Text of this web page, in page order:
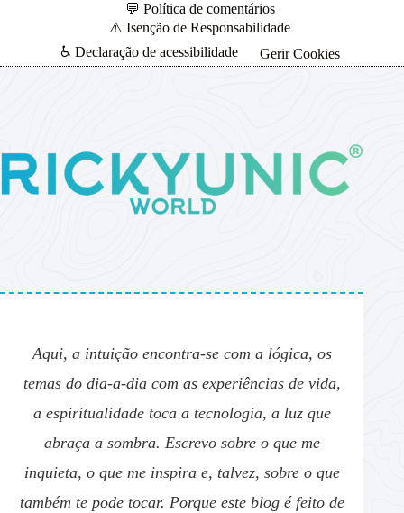
💬 Política de comentários
⚠️ Isenção de Responsabilidade
♿ Declaração de acessibilidade
Gerir Cookies
Aqui, a intuição encontra-se com a lógica, os
temas do dia-a-dia com as experiências de vida,
a espiritualidade toca a tecnologia, a luz que
abraça a sombra. Escrevo sobre o que me
inquieta, o que me inspira e, talvez, sobre o que
também te pode tocar. Porque este blog é feito de